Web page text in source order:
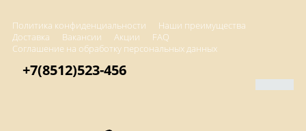
Политика конфиденциальности
Наши преимущества
Доставка
Вакансии Акции
FAQ
Соглашение на обработку персональных данных
+7(8512)523-456